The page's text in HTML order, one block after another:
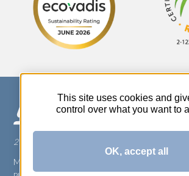
270 Rue Thérèse Planiol - 37310 TAUXIGNY
Mentions légales
This site uses cookies and
control over what you want to
OK, accept all